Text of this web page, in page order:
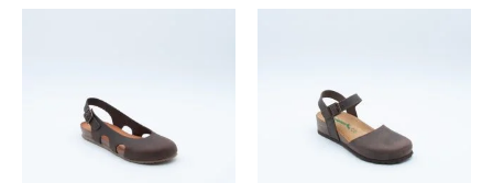
varianti.
Le
opzioni
più
varianti.
Le
opzioni